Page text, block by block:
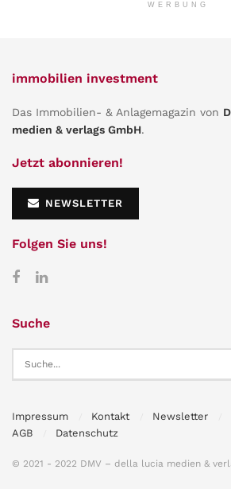
WERBUNG
immobilien investment
Das Immobilien- & Anlagemagazin von
medien & verlags GmbH.
Jetzt abonnieren!
NEWSLETTER
Folgen Sie uns!
Suche
Impressum Kontakt Newsletter
AGB
Datenschutz
© 2021 - 2022 DMV – della lucia medien &